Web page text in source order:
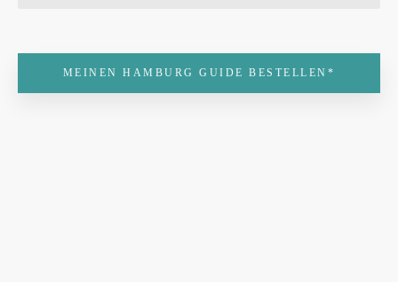
MEINEN HAMBURG GUIDE BESTELLEN*